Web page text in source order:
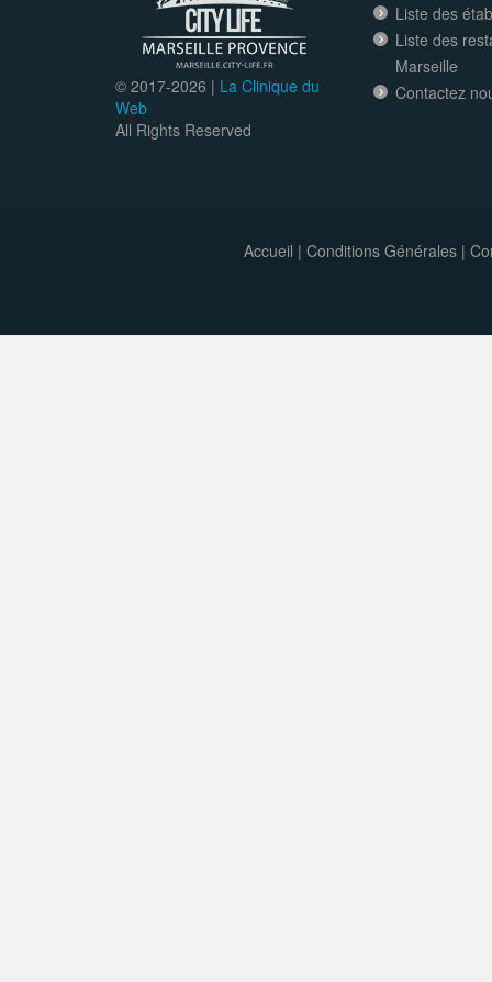
© 2017-2026 | La Clinique du
Web
All Rights Reserved
Liste des
Liste des
Marseille
Contactez
Accueil | Conditions Générales|